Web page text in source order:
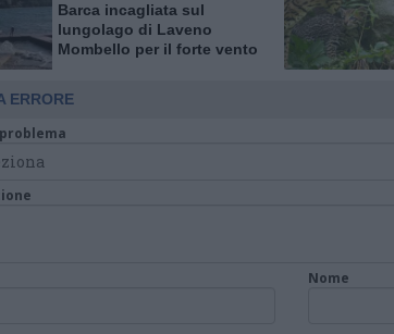
Barca incagliata sul
lungolago di Laveno
Mombello per il forte vento
ERRORE
Nome